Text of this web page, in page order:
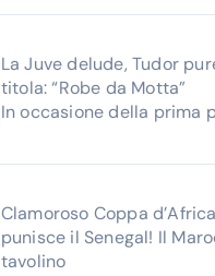
La Juve delude, Tudor
titola: “Robe da Motta”
In occasione della prima
Clamoroso Coppa
punisce il Senegal! Il
tavolino